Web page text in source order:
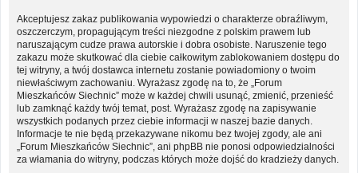
Akceptujesz zakaz publikowania wypowiedzi o charakterze obraźliwym,
oszczerczym, propagującym treści niezgodne z polskim prawem lub
naruszającym cudze prawa autorskie i dobra osobiste. Naruszenie tego
zakazu może skutkować dla ciebie całkowitym zablokowaniem dostępu do
tej witryny, a twój dostawca internetu zostanie powiadomiony o twoim
niewłaściwym zachowaniu. Wyrażasz zgodę na to, że „Forum
Mieszkańców Siechnic” może w każdej chwili usunąć, zmienić, przenieść
lub zamknąć każdy twój temat, post. Wyrażasz zgodę na zapisywanie
wszystkich podanych przez ciebie informacji w naszej bazie danych.
Informacje te nie będą przekazywane nikomu bez twojej zgody, ale ani
„Forum Mieszkańców Siechnic”, ani phpBB nie ponosi odpowiedzialności
za włamania do witryny, podczas których może dojść do kradzieży danych.